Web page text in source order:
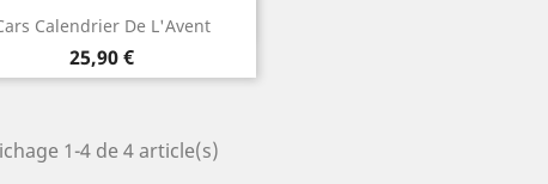
Calendrier De L'Avent
Prix
25,90 €
Aperçu rapide
1-4 de 4 article(s)